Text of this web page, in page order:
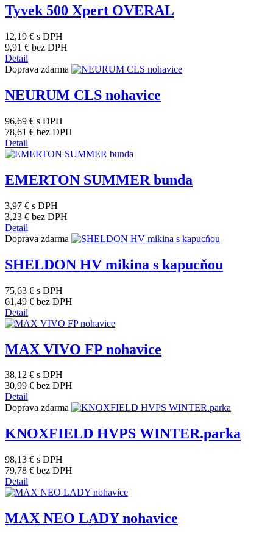
Tyvek 500 Xpert OVERAL
12,19 € s DPH
9,91 € bez DPH
Detail
Doprava zdarma
NEURUM CLS nohavice
96,69 € s DPH
78,61 € bez DPH
Detail
EMERTON SUMMER bunda
3,97 € s DPH
3,23 € bez DPH
Detail
Doprava zdarma
SHELDON HV mikina s kapucňou
75,63 € s DPH
61,49 € bez DPH
Detail
MAX VIVO FP nohavice
38,12 € s DPH
30,99 € bez DPH
Detail
Doprava zdarma
KNOXFIELD HVPS WINTER.parka
98,13 € s DPH
79,78 € bez DPH
Detail
MAX NEO LADY nohavice